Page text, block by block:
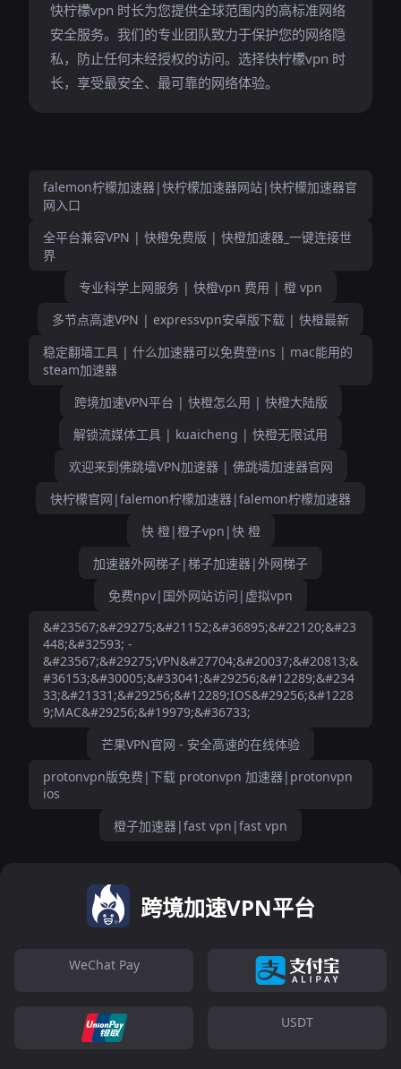
快柠檬vpn 时长为您提供全球范围内的高标准网络
安全服务。我们的专业团队致力于保护您的网络隐
私，防止任何未经授权的访问。选择快柠檬vpn 时
长，享受最安全、最可靠的网络体验。
falemon柠檬加速器|快柠檬加速器网站|快柠檬加速器官
网入口
全平台兼容VPN | 快橙免费版 | 快橙加速器_一键连接世
界
专业科学上网服务 | 快橙vpn 费用 | 橙 vpn
多节点高速VPN | expressvpn安卓版下载 | 快橙最新
稳定翻墙工具 | 什么加速器可以免费登ins | mac能用的
steam加速器
跨境加速VPN平台 | 快橙怎么用 | 快橙大陆版
解锁流媒体工具 | kuaicheng | 快橙无限试用
欢迎来到佛跳墙VPN加速器 | 佛跳墙加速器官网
快柠檬官网|falemon柠檬加速器|falemon柠檬加速器
快 橙|橙子vpn|快 橙
加速器外网梯子|梯子加速器|外网梯子
免费npv|国外网站访问|虚拟vpn
&#23567;&#29275;&#21152;&#36895;&#22120;&#23
448;&#32593; -
&#23567;&#29275;VPN&#27704;&#20037;&#20813;&
#36153;&#30005;&#33041;&#29256;&#12289;&#234
33;&#21331;&#29256;&#12289;IOS&#29256;&#1228
9;MAC&#29256;&#19979;&#36733;
芒果VPN官网 - 安全高速的在线体验
protonvpn版免费|下载 protonvpn 加速器|protonvpn
ios
橙子加速器|fast vpn|fast vpn
跨境加速VPN平台
WeChat Pay
USDT